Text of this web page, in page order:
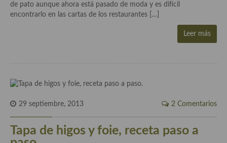
Huevos
Pescado y Marisco
Postres y dulces
de pato aunque ahora está pasado de moda y es difícil
encontrarlo en las cartas de los restaurantes […]
Leer más
29 septiembre, 2013 2 Comentarios
Tapa de higos y foie, receta paso a